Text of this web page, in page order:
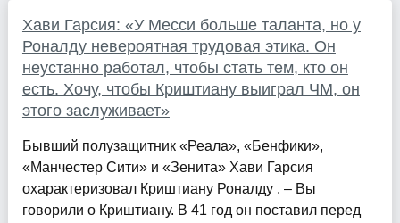
Хави Гарсия: «У Месси больше таланта, но у
Роналду невероятная трудовая этика. Он
неустанно работал, чтобы стать тем, кто он
есть. Хочу, чтобы Криштиану выиграл ЧМ, он
этого заслуживает»
Бывший полузащитник «Реала», «Бенфики»,
«Манчестер Сити» и «Зенита» Хави Гарсия
охарактеризовал Криштиану Роналду . – Вы
говорили о Криштиану. В 41 год он поставил перед